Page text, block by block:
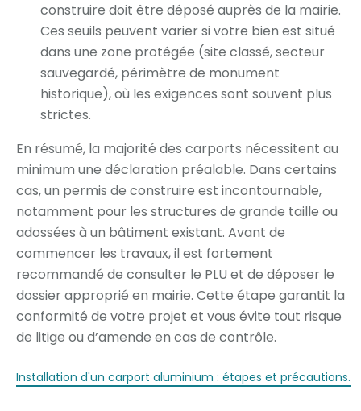
construire doit être déposé auprès de la mairie.
Ces seuils peuvent varier si votre bien est situé
dans une zone protégée (site classé, secteur
sauvegardé, périmètre de monument
historique), où les exigences sont souvent plus
strictes.
En résumé, la majorité des carports nécessitent au
minimum une déclaration préalable. Dans certains
cas, un permis de construire est incontournable,
notamment pour les structures de grande taille ou
adossées à un bâtiment existant. Avant de
commencer les travaux, il est fortement
recommandé de consulter le PLU et de déposer le
dossier approprié en mairie. Cette étape garantit la
conformité de votre projet et vous évite tout risque
de litige ou d’amende en cas de contrôle.
Installation d'un carport aluminium : étapes et précautions.